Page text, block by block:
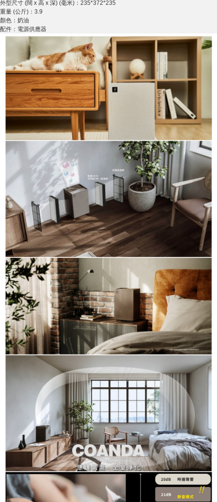
外型尺寸 (闊 x 高 x 深) (毫米)：235*372*235
重量 (公斤)：3.9
顏色：奶油
配件：電源供應器